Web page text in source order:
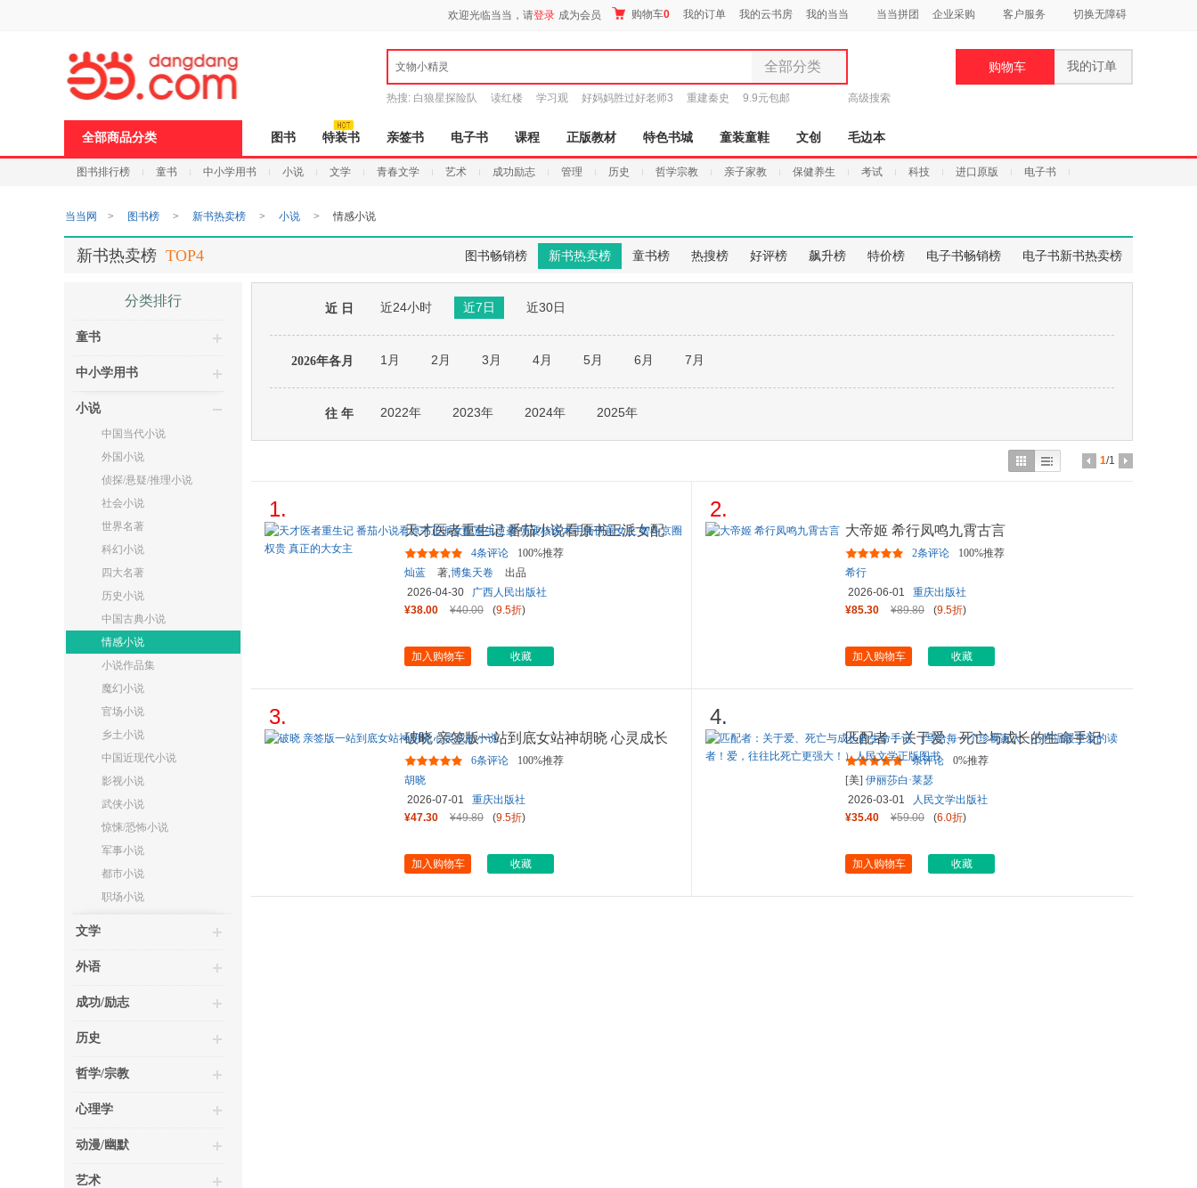
页
欢迎光临当当，请登录 成为会员 购物车0 我的订单 我的云书房 我的当当 当当拼团 企业采购 客户服务 切换无障碍
文物小精灵 全部分类
全部分类
图书
电子书
音像
玩具
孕婴服饰
热搜: 白狼星探险队 读红楼 学习观 好妈妈胜过好老师3 重建秦史 9.9元包邮 高级搜索
购物车 我的订单
全部商品分类 图书 特装书 亲签书 电子书 课程 正版教材 特色书城 童装童鞋 文创 毛边本
图书排行榜 童书 中小学用书 小说 文学 青春文学 艺术 成功励志 管理 历史 哲学宗教 亲子家教 保健养生 考试 科技 进口原版 电子书
当当网 > 图书榜 > 新书热卖榜 > 小说 > 情感小说
图书畅销榜 新书热卖榜 童书榜 热搜榜 好评榜 飙升榜 特价榜 电子书畅销榜 电子书新书热卖榜
新书热卖榜 TOP4
分类排行
童书
中小学用书
小说
中国当代小说
外国小说
侦探/悬疑/推理小说
社会小说
世界名著
科幻小说
四大名著
历史小说
中国古典小说
情感小说
小说作品集
魔幻小说
官场小说
乡土小说
中国近现代小说
影视小说
武侠小说
惊悚/恐怖小说
军事小说
都市小说
职场小说
文学
外语
成功/励志
历史
哲学/宗教
心理学
动漫/幽默
艺术
近 日 近24小时 近7日 近30日
2026年各月 1月 2月 3月 4月 5月 6月 7月
往 年 2022年 2023年 2024年 2025年
1/1
1.
天才医者重生记 番茄小说看原书正派女配
重生逆袭 凭硬核医术手撕
4条评论
100%推荐
灿蓝
著,博集天卷
出品
2026-04-30
广西人民出版社
¥38.00
¥40.00 (9.5折)
加入购物车 收藏
2.
大帝姬 希行凤鸣九霄古言
2条评论
100%推荐
希行
2026-06-01
重庆出版社
¥85.30
¥89.80 (9.5折)
加入购物车 收藏
3.
破晓 亲签版一站到底女站神胡晓 心灵成长
小说
6条评论
100%推荐
胡晓
2026-07-01
重庆出版社
¥47.30
¥49.80 (9.5折)
加入购物车 收藏
4.
匹配者：关于爱、死亡与成长的生命手记
（写给每一个珍视家人、心
条评论
0%推荐
[美] 伊丽莎白·莱瑟
2026-03-01
人民文学出版社
¥35.40
¥59.00 (6.0折)
加入购物车 收藏